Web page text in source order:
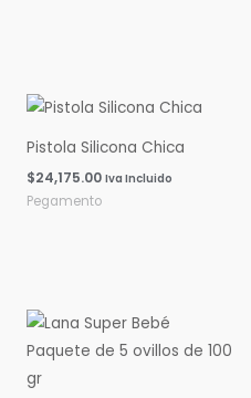
Pistola Silicona Chica
$24,175.00 Iva Incluido
Pegamento
Rango
de
precios: